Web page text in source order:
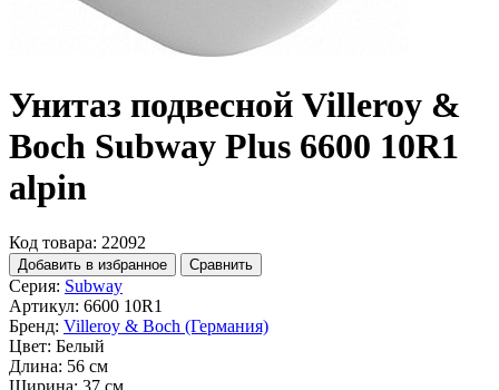
Унитаз подвесной Villeroy &
Boch Subway Plus 6600 10R1
alpin
Код товара: 22092
Добавить в избранное Сравнить
Серия: Subway
Артикул: 6600 10R1
Бренд: Villeroy & Boch (Германия)
Цвет: Белый
Длина: 56 см
Ширина: 37 см